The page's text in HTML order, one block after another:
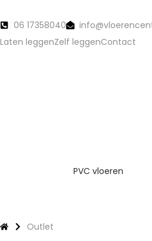
06 17358040
Laten leggenZelf leggenContact
PVC vloeren
Outlet